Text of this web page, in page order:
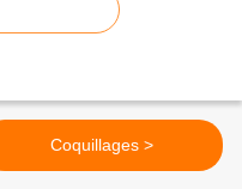
Coquillages >